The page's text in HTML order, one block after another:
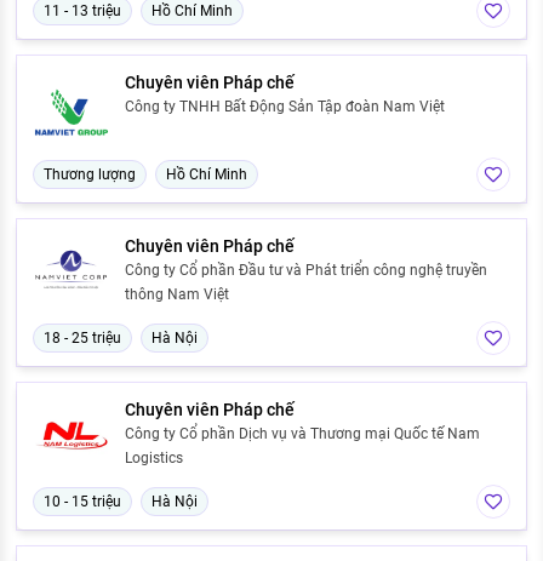
11 - 13 triệu Hồ Chí Minh
Chuyên viên Pháp chế
Công ty TNHH Bất Động Sản Tập đoàn Nam Việt
Thương lượng Hồ Chí Minh
Chuyên viên Pháp chế
Công ty Cổ phần Đầu tư và Phát triển công nghệ truyền
thông Nam Việt
18 - 25 triệu Hà Nội
Chuyên viên Pháp chế
Công ty Cổ phần Dịch vụ và Thương mại Quốc tế Nam
Logistics
10 - 15 triệu Hà Nội